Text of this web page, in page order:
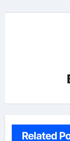
Related